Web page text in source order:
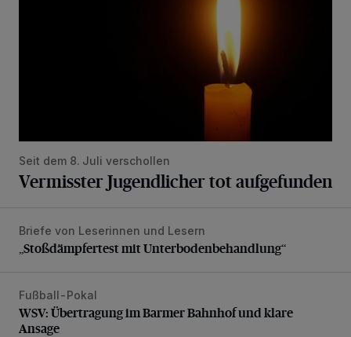
Seit dem 8. Juli verschollen
Vermisster Jugendlicher tot aufgefunden
„Stoßdämpfertest mit Unterbodenbehandlung“
Briefe von Leserinnen und Lesern
„Stoßdämpfertest mit Unterbodenbehandlung“
WSV: Übertragung im Barmer Bahnhof und klare Ansage
Fußball-Pokal
WSV: Übertragung im Barmer Bahnhof und klare
Ansage